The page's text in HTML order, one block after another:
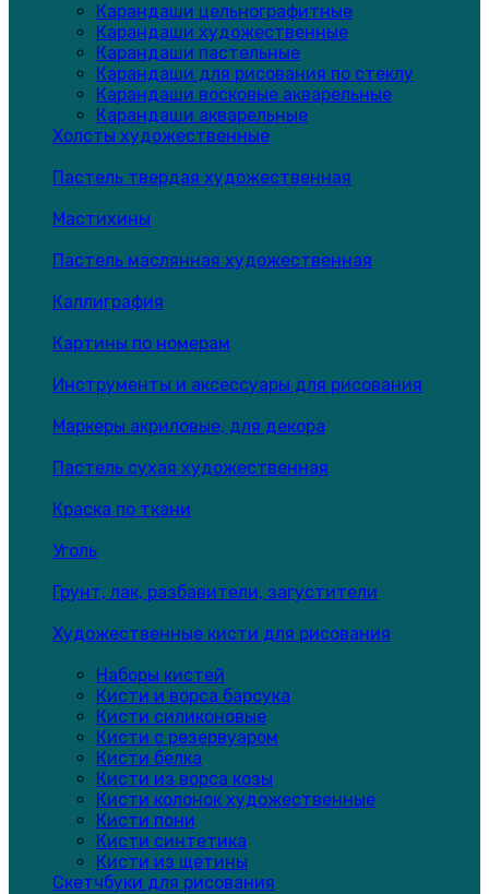
Карандаши цельнографитные
Карандаши художественные
Карандаши пастельные
Карандаши для рисования по стеклу
Карандаши восковые акварельные
Карандаши акварельные
Холсты художественные
Пастель твердая художественная
Мастихины
Пастель маслянная художественная
Каллиграфия
Картины по номерам
Инструменты и аксессуары для рисования
Маркеры акриловые, для декора
Пастель сухая художественная
Краска по ткани
Уголь
Грунт, лак, разбавители, загустители
Художественные кисти для рисования
Наборы кистей
Кисти и ворса барсука
Кисти силиконовые
Кисти с резервуаром
Кисти белка
Кисти из ворса козы
Кисти колонок художественные
Кисти пони
Кисти синтетика
Кисти из щетины
Скетчбуки для рисования